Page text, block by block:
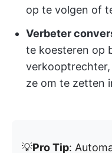
op te volgen of
Verbeter
te koesteren op
ze om te zetten
💡Pro Tip: